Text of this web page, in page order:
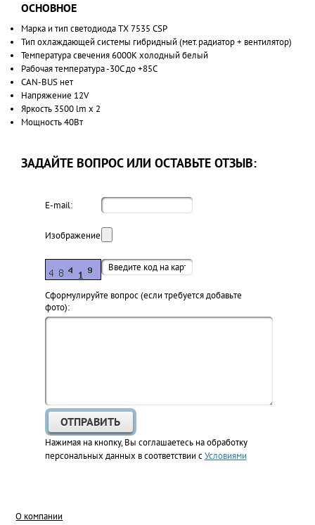
ОСНОВНОЕ
Марка и тип светодиода TX 7535 CSP
Тип охлаждающей системы гибридный (мет.радиатор + вентилятор)
Температура свечения 6000K холодный белый
Рабочая температура -30C до +85C
CAN-BUS нет
Напряжение 12V
Яркость 3500 lm х 2
Мощность 40Вт
ЗАДАЙТЕ ВОПРОС ИЛИ ОСТАВЬТЕ ОТЗЫВ:
E-mail:
Изображение:
Cформулируйте вопрос (если требуется добавьте
фото):
Нажимая на кнопку, Вы соглашаетесь на обработку
персональных данных в соответствии сУсловиями
О компании